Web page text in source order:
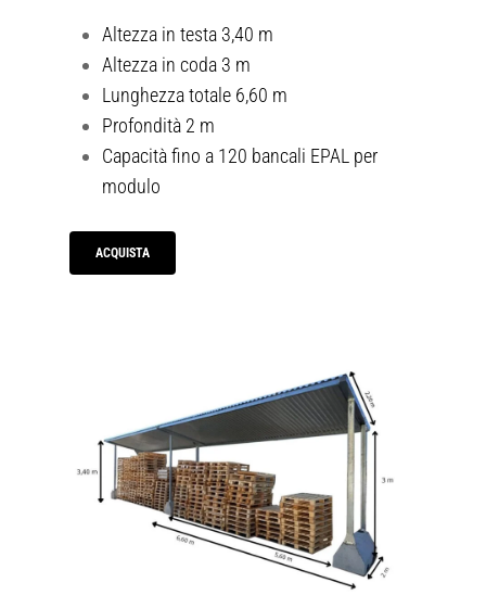
Altezza in testa 3,40 m
Altezza in coda 3 m
Lunghezza totale 6,60 m
Profondità 2 m
Capacità fino a 120 bancali EPAL per
modulo
ACQUISTA